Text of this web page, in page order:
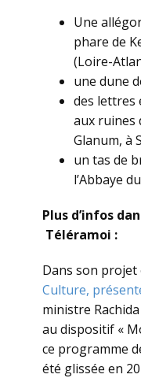
Une
phare de
(Loire-
une dune
des lettres
aux ruines
Glanum, à
un tas de
l’Abbaye
Plus d’infos
Téléramoi :
Dans son projet
Culture,
ministre
au dispositif «
ce programme
été glissée en